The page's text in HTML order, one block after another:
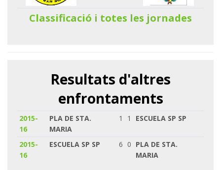
Classificació i totes les jornades
Resultats d'altres
enfrontaments
2015-
16
PLA DE STA.
MARIA
1 1 ESCUELA SP SP
2015-
16
ESCUELA SP SP 6 0 PLA DE STA.
MARIA